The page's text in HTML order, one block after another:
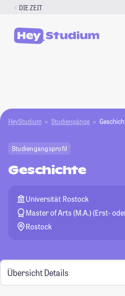
Zum
springen
DIE ZEIT
HeyStudium Studiengänge
Studiengangsprofil
Geschichte
Universität Rostock
Master of Arts (M.A.) (Erst-
Rostock
Übersicht Details